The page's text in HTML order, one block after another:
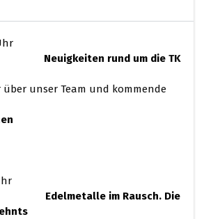
Neuigkeiten rund um die TK
über unser Team und kommende
Edelmetalle im Rausch. Die